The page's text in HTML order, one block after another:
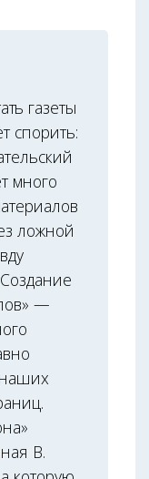
газеты
спорить:
много
ложной
—
наших
В.